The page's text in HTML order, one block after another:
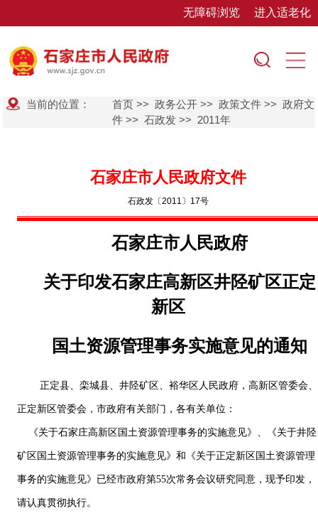
无障碍浏览 进入适老化
当前的位置： 首页 >>政务公开 >>政策文件 >>政府文
件 >>石政发 >> 2011年
石家庄市人民政府文件
石政发〔2011〕17号
石家庄市人民政府
关于印发石家庄高新区井陉矿区正定
新区
国土资源管理事务实施意见的通知
正定县、栾城县、井陉矿区、裕华区人民政府，高新区管委会、
正定新区管委会，市政府有关部门，各有关单位：
《关于石家庄高新区国土资源管理事务的实施意见》、《关于井陉
矿区国土资源管理事务的实施意见》和《关于正定新区国土资源管理
事务的实施意见》已经市政府第55次常务会议研究同意，现予印发，
请认真贯彻执行。